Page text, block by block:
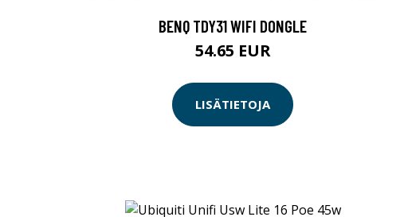
BENQ TDY31 WIFI DONGLE
54.65 EUR
LISÄTIETOJA